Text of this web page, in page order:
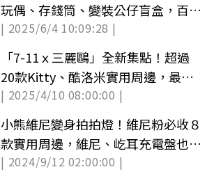
玩偶、存錢筒、變裝公仔盲盒，百款
周邊曝光
| 2025/6/4 10:09:28 |
「7-11ｘ三麗鷗」全新集點！超過
20款Kitty、酷洛米實用周邊，最低
199元
| 2025/4/10 08:00:00 |
小熊維尼變身拍拍燈！維尼粉必收８
款實用周邊，維尼、屹耳充電盤也是
手機架
| 2024/9/12 02:00:00 |